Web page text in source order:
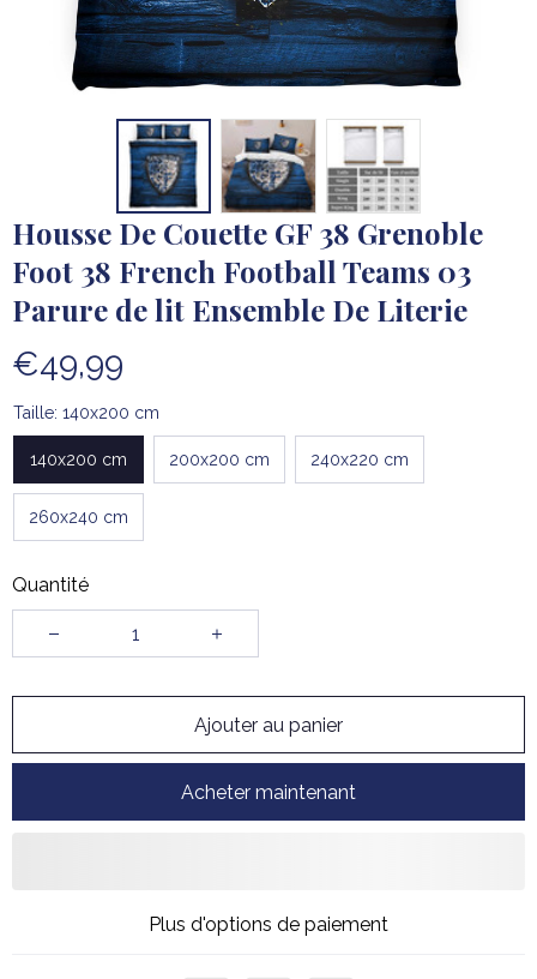
Housse De Couette GF 38 Grenoble
Foot 38 French Football Teams 03
Parure de lit Ensemble De Literie
€49,99
Taille: 140x200 cm
140x200 cm 200x200 cm 240x220 cm
260x240 cm
Quantité
Ajouter au panier
Acheter maintenant
Plus d'options de paiement